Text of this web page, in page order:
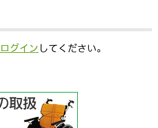
ログイン してください。